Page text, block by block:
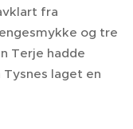
fra
og tre
Terje hadde
laget en